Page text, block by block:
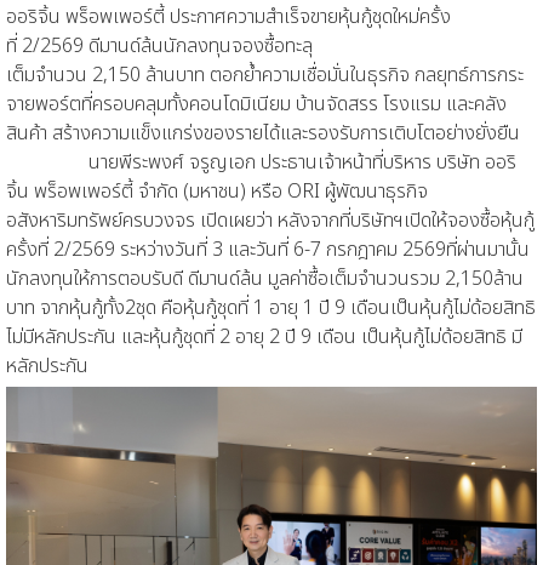
ออริจิ้น พร็อพเพอร์ตี้ ประกาศความสำเร็จขายหุ้นกู้ชุดใหม่ครั้ง
ที่ 2/2569 ดีมานด์ล้นนักลงทุนจองซื้อทะลุ
เต็มจำนวน 2,150 ล้านบาท ตอกย้ำความเชื่อมั่นในธุรกิจ กลยุทธ์การกระ
จายพอร์ตที่ครอบคลุมทั้งคอนโดมิเนียม บ้านจัดสรร โรงแรม และคลัง
สินค้า สร้างความแข็งแกร่งของรายได้และรองรับการเติบโตอย่างยั่งยืน
นายพีระพงศ์ จรูญเอก ประธานเจ้าหน้าที่บริหาร บริษัท ออริ
จิ้น พร็อพเพอร์ตี้ จำกัด (มหาชน) หรือ ORI ผู้พัฒนาธุรกิจ
อสังหาริมทรัพย์ครบวงจร เปิดเผยว่า หลังจากที่บริษัทฯเปิดให้จองซื้อหุ้นกู้
ครั้งที่ 2/2569 ระหว่างวันที่ 3 และวันที่ 6-7 กรกฎาคม 2569ที่ผ่านมานั้น
นักลงทุนให้การตอบรับดี ดีมานด์ล้น มูลค่าซื้อเต็มจำนวนรวม 2,150ล้าน
บาท จากหุ้นกู้ทั้ง2ชุด คือหุ้นกู้ชุดที่ 1 อายุ 1 ปี 9 เดือนเป็นหุ้นกู้ไม่ด้อยสิทธิ
ไม่มีหลักประกัน และหุ้นกู้ชุดที่ 2 อายุ 2 ปี 9 เดือน เป็นหุ้นกู้ไม่ด้อยสิทธิ มี
หลักประกัน